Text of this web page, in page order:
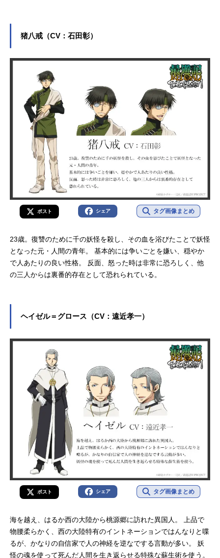
猪八戒（CV：石田彰）
ポスト シェア タグ画像まとめ
23歳。復讐のために千の妖怪を殺し、その血を浴びたことで妖怪
となった元・人間の青年。 基本的には争いごとを嫌い、穏やか
で人あたりの良い性格。 反面、怒った時は非常に恐ろしく、他
の三人からは裏番的存在として恐れられている。
ヘイゼル＝グロース（CV：遠近孝一）
ポスト シェア タグ画像まとめ
海を越え、はるか西の大陸から桃源郷に訪れた異国人。 上品で
物腰柔らかく、西の大陸特有のイントネーションではんなりと喋
るが、かなりの自信家で人の神経を逆なでする言動が多い。 妖
怪の魂を使って死んだ人間を生き返らせる特殊な蘇生術を使う。